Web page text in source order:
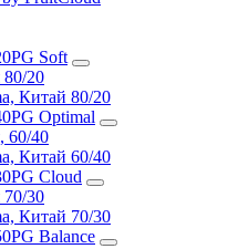
Soft
80/20
Китай 80/20
Optimal
60/40
Китай 60/40
Cloud
70/30
Китай 70/30
Balance